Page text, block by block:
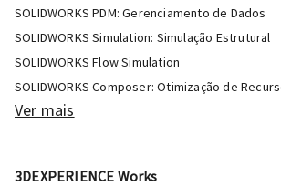
SOLIDWORKS PDM: Gerenciamento de Dados
SOLIDWORKS Simulation: Simulação Estrutural
SOLIDWORKS Flow Simulation
SOLIDWORKS Composer: Otimização de
Ver mais
3DEXPERIENCE Works